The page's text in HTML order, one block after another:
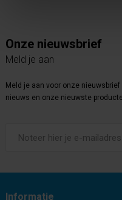
Onze nieuwsbrief
Meld je aan
Meld je aan voor onze
nieuws en onze nieuwste
Informatie